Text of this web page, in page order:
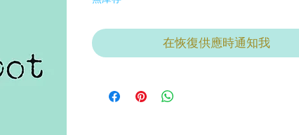
在恢復供應時通知我